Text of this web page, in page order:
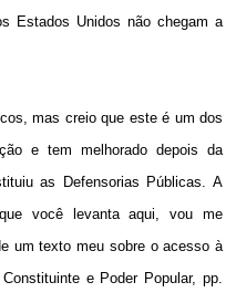
Estados Unidos não chegam a
mas creio que este é um dos
e tem melhorado depois da
as Defensorias Públicas. A
você levanta aqui, vou me
um texto meu sobre o acesso à
e Poder Popular, pp.